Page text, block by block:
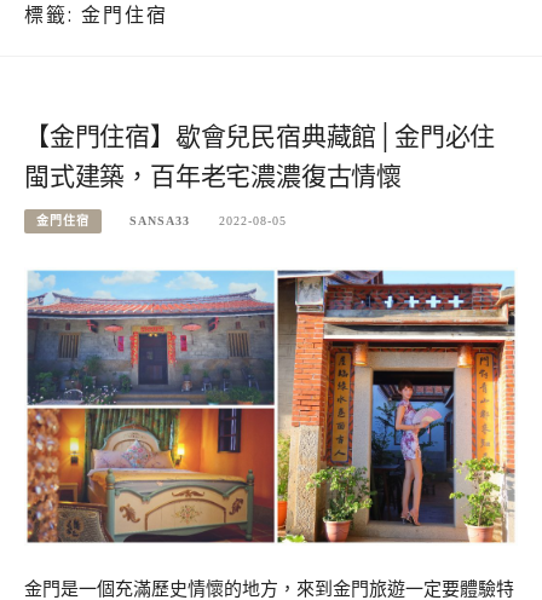
標籤: 金門住宿
【金門住宿】歇會兒民宿典藏館│金門必住
閩式建築，百年老宅濃濃復古情懷
金門住宿 SANSA33 2022-08-05
金門是一個充滿歷史情懷的地方，來到金門旅遊一定要體驗特